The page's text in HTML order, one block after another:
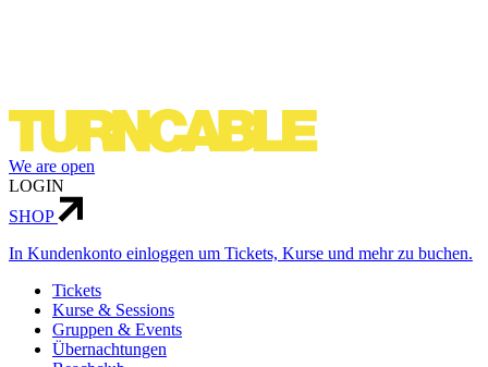
We are open
LOGIN
SHOP
In Kundenkonto einloggen um Tickets, Kurse und mehr zu buchen.
Tickets
Kurse & Sessions
Gruppen & Events
Über­nachtungen